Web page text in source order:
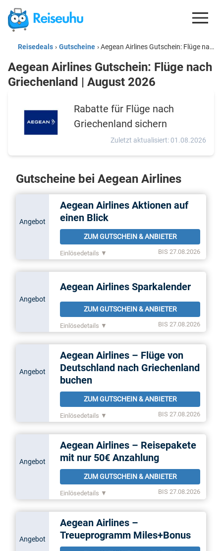
REISEDEALS
GUTSCHEINE
ESIM
REISEBLOG
Reisedeals › Gutscheine › Aegean Airlines Gutschein: Flüge nach Griechenland | August 2026
Aegean Airlines Gutschein: Flüge nach
Griechenland | August 2026
Rabatte für Flüge nach
Griechenland sichern
Zuletzt aktualisiert: 01.08.2026
Gutscheine bei Aegean Airlines
Angebot
Aegean Airlines Aktionen auf
einen Blick
ZUM GUTSCHEIN & ANBIETER
BIS 27.08.2026
Einlösedetails ▼
Angebot
Aegean Airlines Sparkalender
ZUM GUTSCHEIN & ANBIETER
BIS 27.08.2026
Einlösedetails ▼
Angebot
Aegean Airlines – Flüge von
Deutschland nach Griechenland
buchen
ZUM GUTSCHEIN & ANBIETER
BIS 27.08.2026
Einlösedetails ▼
Angebot
Aegean Airlines – Reisepakete
mit nur 50€ Anzahlung
ZUM GUTSCHEIN & ANBIETER
BIS 27.08.2026
Einlösedetails ▼
Angebot
Aegean Airlines –
Treueprogramm Miles+Bonus